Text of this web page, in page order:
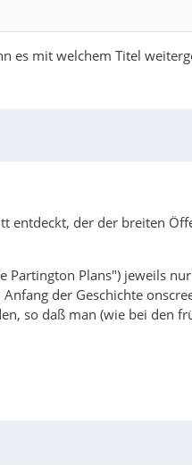
es mit welchem Titel
entdeckt, der der breiten
Plans") jeweils
der Geschichte
so daß man (wie bei den